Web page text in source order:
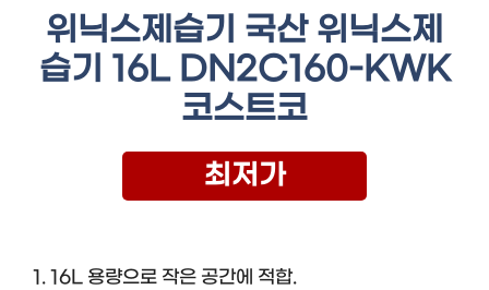
위닉스제습기 국산 위닉스제
습기 16L DN2C160-KWK
코스트코
최저가
1. 16L 용량으로 작은 공간에 적합.